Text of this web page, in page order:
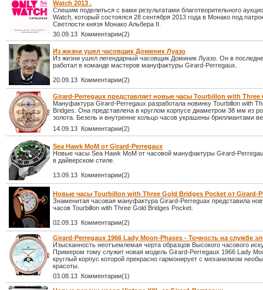
Watch 2013 .
Спешим поделиться с вами результатами благотворительного
Watch, который состоялся 28 сентября 2013 года в Монако под
Светлости князя Монако Альбера II.
30.09.13 Комментарии(2)
Из жизни ушел часовщик Доминик Луазо
Из жизни ушел легендарный часовщик Доминик Луазо. Он в
работал в команде мастеров мануфактуры Girard-Perregaux.
20.09.13 Комментарии(2)
Girard-Perregaux представляет новые часы Tourbillon with Three
Мануфактура Girard-Perregaux разработала новинку Tourbillon with
Bridges. Она представлена в круглом корпусе диаметром 38 мм из
золота. Безель и внутренне кольцо часов украшены бриллиантами
14.09.13 Комментарии(2)
Sea Hawk MoM от Girard-Perregaux
Новые часы Sea Hawk MoM от часовой мануфактуры Girard-
в дайверском стиле.
13.09.13 Комментарии(2)
Новые часы Tourbillon with Three Gold Bridges Pocket от Girard-
Знаменитая часовая мануфактура Girard-Perreguax представила
часов Tourbillon with Three Gold Bridges Pocket.
02.09.13 Комментарии(2)
Girard-Perregaux 1966 Lady Moon-Phases - Точность на службе
Изысканность неотъемлемая черта образцов Высокого часового
Примером тому служит новая модель Girard-Perregaux 1966 Lady
круглый корпус которой прекрасно гармонирует с механизмом
красоты.
03.08.13 Комментарии(1)